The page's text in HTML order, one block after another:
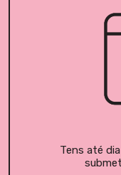
Tens até dia